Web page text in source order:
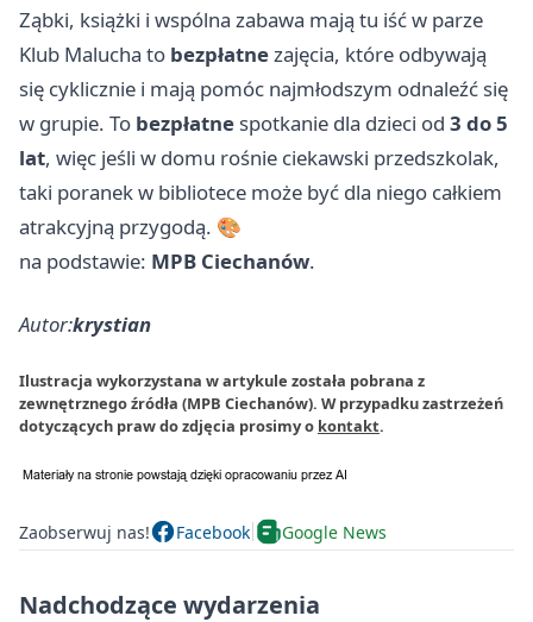
Ząbki, książki i wspólna zabawa mają tu iść w parze
Klub Malucha to bezpłatnezajęcia, które odbywają
się cyklicznie i mają pomóc najmłodszym odnaleźć się
w grupie. To bezpłatne spotkanie dla dzieci od 3 do 5
lat, więc jeśli w domu rośnie ciekawski przedszkolak,
taki poranek w bibliotece może być dla niego całkiem
atrakcyjną przygodą. 🎨
na podstawie: MPB Ciechanów.
Autor:krystian
Ilustracja wykorzystana w artykule została pobrana z
zewnętrznego źródła (MPB Ciechanów). W przypadku zastrzeżeń
dotyczących praw do zdjęcia prosimy o kontakt.
Zaobserwuj nas! Facebook Google News
Nadchodzące wydarzenia